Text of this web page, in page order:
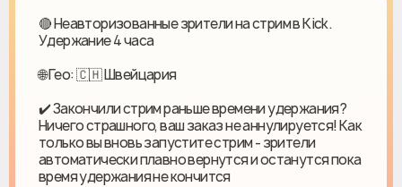
🔴 Неавторизованные зрители на стрим в Kick.
Удержание 4 часа
🌐 Гео: 🇨🇭 Швейцария
✔️ Закончили стрим раньше времени удержания?
Ничего страшного, ваш заказ не аннулируется! Как
только вы вновь запустите стрим - зрители
автоматически плавно вернутся и останутся пока
время удержания не кончится